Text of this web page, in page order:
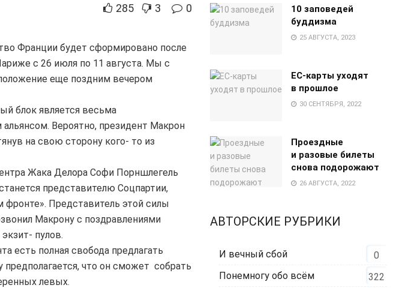
285 3 0
Франции будет сформировано после
с 26 июля по 11 августа. Мы с
еще поздним вечером
блок является весьма
Вероятно, президент Макрон
на свою сторону кого- то из
Жака Делора Софи Порншлегель
представителю Соцпартии,
Представитель этой силы
Макрону с поздравлениями
пулов.
есть полная свобода предлагать
что он сможет собрать
левых.
10 заповедей
буддизма
25 АВГУСТА, 2023
EC-карты уходят
в прошлое
30 СЕНТЯБРЯ, 2022
Проездные
и разовые билеты
снова подорожают
26 АВГУСТА, 2022
АВТОРСКИЕ РУБРИКИ
И вечный сбой
0
Понемногу обо всём
322